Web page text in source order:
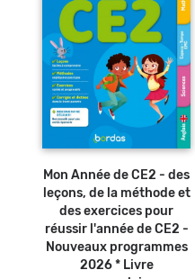
Ajouter au
Mon Année de CE2 - des
leçons, de la méthode et
des exercices pour
réussir l'année de CE2 -
Nouveaux programmes
2026 * Livre